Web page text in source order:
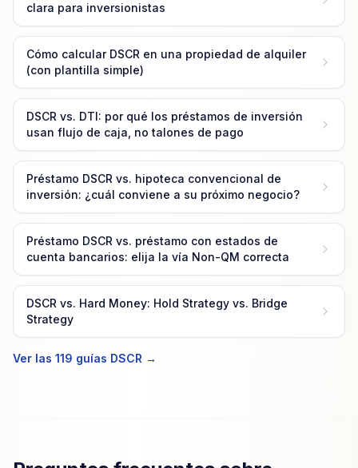
clara para inversionistas
Cómo calcular DSCR en una propiedad de alquiler
(con plantilla simple)
DSCR vs. DTI: por qué los préstamos de inversión
usan flujo de caja, no talones de pago
Préstamo DSCR vs. hipoteca convencional de
inversión: ¿cuál conviene a su próximo negocio?
Préstamo DSCR vs. préstamo con estados de
cuenta bancarios: elija la vía Non-QM correcta
DSCR vs. Hard Money: Hold Strategy vs. Bridge
Strategy
Ver las 119 guías DSCR →